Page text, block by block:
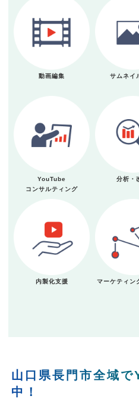
動画編集 サムネイ
YouTube
コンサルティング
分析・
内製化支援 マーケティン
山口県長門市全域
中！